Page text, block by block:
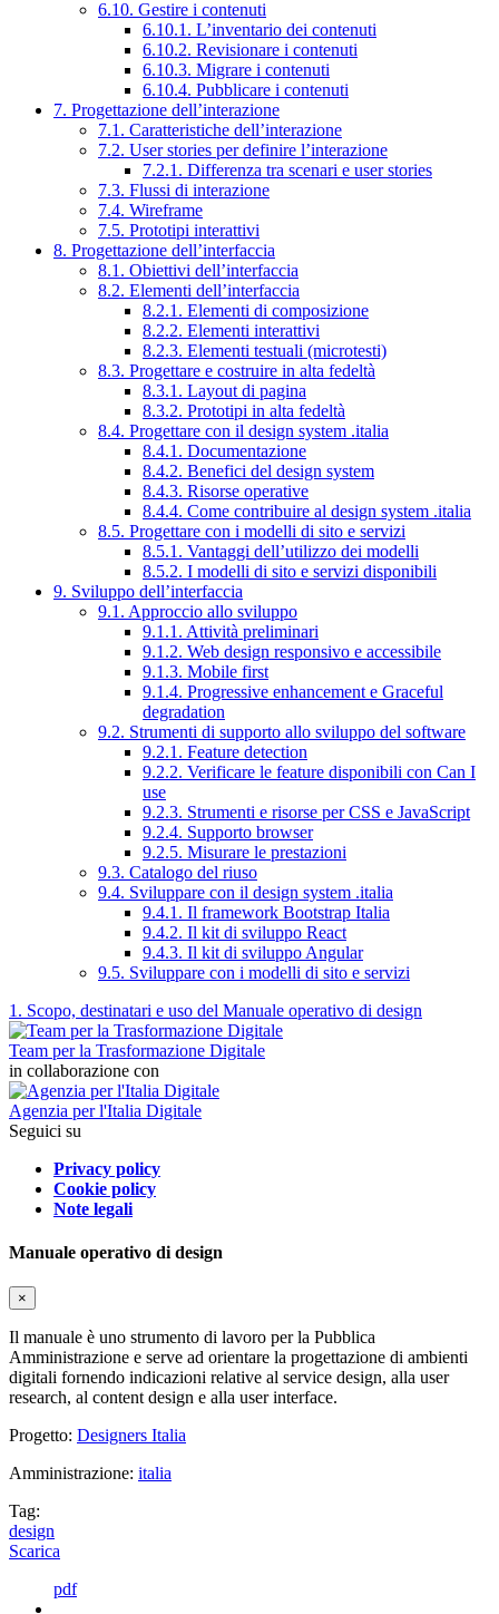
6.10. Gestire i contenuti
6.10.1. L’inventario dei contenuti
6.10.2. Revisionare i contenuti
6.10.3. Migrare i contenuti
6.10.4. Pubblicare i contenuti
7. Progettazione dell’interazione
7.1. Caratteristiche dell’interazione
7.2. User stories per definire l’interazione
7.2.1. Differenza tra scenari e user stories
7.3. Flussi di interazione
7.4. Wireframe
7.5. Prototipi interattivi
8. Progettazione dell’interfaccia
8.1. Obiettivi dell’interfaccia
8.2. Elementi dell’interfaccia
8.2.1. Elementi di composizione
8.2.2. Elementi interattivi
8.2.3. Elementi testuali (microtesti)
8.3. Progettare e costruire in alta fedeltà
8.3.1. Layout di pagina
8.3.2. Prototipi in alta fedeltà
8.4. Progettare con il design system .italia
8.4.1. Documentazione
8.4.2. Benefici del design system
8.4.3. Risorse operative
8.4.4. Come contribuire al design system .italia
8.5. Progettare con i modelli di sito e servizi
8.5.1. Vantaggi dell’utilizzo dei modelli
8.5.2. I modelli di sito e servizi disponibili
9. Sviluppo dell’interfaccia
9.1. Approccio allo sviluppo
9.1.1. Attività preliminari
9.1.2. Web design responsivo e accessibile
9.1.3. Mobile first
9.1.4. Progressive enhancement e Graceful
degradation
9.2. Strumenti di supporto allo sviluppo del software
9.2.1. Feature detection
9.2.2. Verificare le feature disponibili con Can I
use
9.2.3. Strumenti e risorse per CSS e JavaScript
9.2.4. Supporto browser
9.2.5. Misurare le prestazioni
9.3. Catalogo del riuso
9.4. Sviluppare con il design system .italia
9.4.1. Il framework Bootstrap Italia
9.4.2. Il kit di sviluppo React
9.4.3. Il kit di sviluppo Angular
9.5. Sviluppare con i modelli di sito e servizi
1. Scopo, destinatari e uso del Manuale operativo di design
Team per la Trasformazione Digitale
in collaborazione con
Agenzia per l'Italia Digitale
Seguici su
Privacy policy
Cookie policy
Note legali
Manuale operativo di design
×
Il manuale è uno strumento di lavoro per la Pubblica
Amministrazione e serve ad orientare la progettazione di ambienti
digitali fornendo indicazioni relative al service design, alla user
research, al content design e alla user interface.
Progetto: Designers Italia
Amministrazione: italia
Tag:
design
Scarica
pdf